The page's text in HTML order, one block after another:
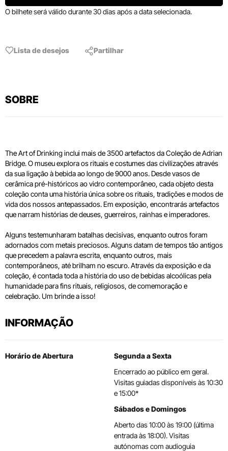
O bilhete será válido durante 30 dias após a data selecionada.
Lista de desejos Partilhar
SOBRE
The Art of Drinking inclui mais de 3500 artefactos da Coleção de Adrian
Bridge. O museu explora os rituais e costumes das civilizações através
da sua ligação à bebida ao longo de 9000 anos. Desde vasos de
cerâmica pré-históricos ao vidro contemporâneo, cada objeto desta
coleção conta uma história única sobre os rituais, tradições e modos de
vida dos nossos antepassados. Em exposição, encontrarás artefactos
que narram histórias de deuses, guerreiros, rainhas e imperadores.
Alguns testemunharam batalhas decisivas, enquanto outros foram
adornados com metais preciosos. Alguns datam de tempos tão antigos
que precedem a palavra escrita, enquanto outros, mais
contemporâneos, até brilham no escuro. Através da exposição e da
coleção, é contada toda a história do uso de bebidas alcoólicas pela
humanidade para fins rituais, religiosos, de comemoração e
celebração. Um brinde a isso!
INFORMAÇÃO
Horário de Abertura
Segunda a Sexta
Encerrado ao público em geral.
Visitas guiadas disponíveis às 10:30
e 15:00*
Sábados e Domingos
Aberto das 10:00 às 19:00 (última
entrada às 18:00). Visitas
autónomas com audioguia